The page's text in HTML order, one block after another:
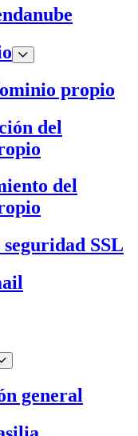
propio
del
del
SSL
general